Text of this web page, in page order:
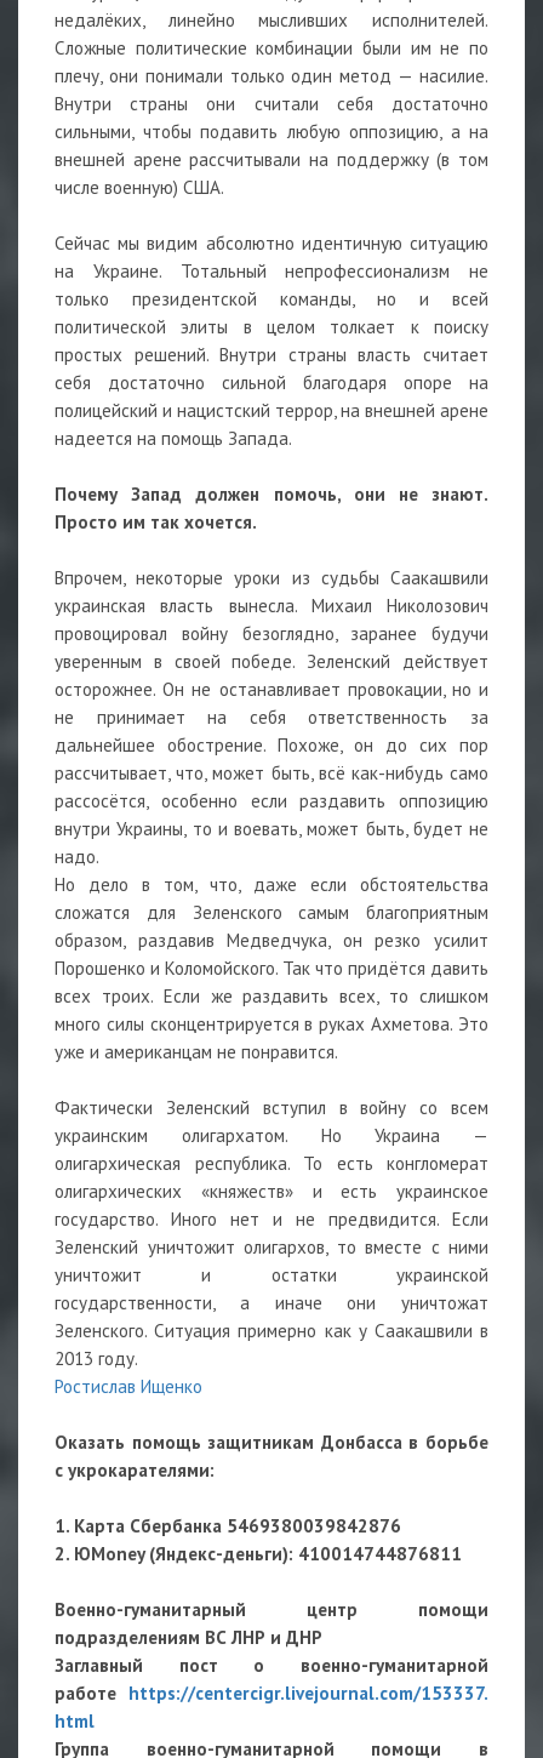
недалёких, линейно мысливших исполнителей.
Сложные политические комбинации были им не по
плечу, они понимали только один метод — насилие.
Внутри страны они считали себя достаточно
сильными, чтобы подавить любую оппозицию, а на
внешней арене рассчитывали на поддержку (в том
числе военную) США.
Сейчас мы видим абсолютно идентичную ситуацию
на Украине. Тотальный непрофессионализм не
только президентской команды, но и всей
политической элиты в целом толкает к поиску
простых решений. Внутри страны власть считает
себя достаточно сильной благодаря опоре на
полицейский и нацистский террор, на внешней арене
надеется на помощь Запада.
Почему Запад должен помочь, они не знают.
Просто им так хочется.
Впрочем, некоторые уроки из судьбы Саакашвили
украинская власть вынесла. Михаил Николозович
провоцировал войну безоглядно, заранее будучи
уверенным в своей победе. Зеленский действует
осторожнее. Он не останавливает провокации, но и
не принимает на себя ответственность за
дальнейшее обострение. Похоже, он до сих пор
рассчитывает, что, может быть, всё как-нибудь само
рассосётся, особенно если раздавить оппозицию
внутри Украины, то и воевать, может быть, будет не
надо.
Но дело в том, что, даже если обстоятельства
сложатся для Зеленского самым благоприятным
образом, раздавив Медведчука, он резко усилит
Порошенко и Коломойского. Так что придётся давить
всех троих. Если же раздавить всех, то слишком
много силы сконцентрируется в руках Ахметова. Это
уже и американцам не понравится.
Фактически Зеленский вступил в войну со всем
украинским олигархатом. Но Украина —
олигархическая республика. То есть конгломерат
олигархических «княжеств» и есть украинское
государство. Иного нет и не предвидится. Если
Зеленский уничтожит олигархов, то вместе с ними
уничтожит и остатки украинской
государственности, а иначе они уничтожат
Зеленского. Ситуация примерно как у Саакашвили в
2013 году.
Ростислав Ищенко
Оказать помощь защитникам Донбасса в борьбе
с укрокарателями:
1. Карта Сбербанка 5469380039842876
2. ЮMoney (Яндекс-деньги): 410014744876811
Военно-гуманитарный центр помощи
подразделениям ВС ЛНР и ДНР
Заглавный пост о военно-гуманитарной
работе https://centercigr.livejournal.com/153337.
html
Группа военно-гуманитарной помощи в